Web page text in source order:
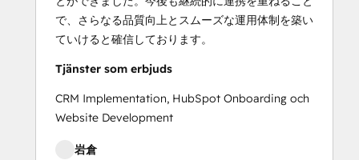
で、さらなる品質向上とスムーズな運用体制を築い
ていけると確信しております。
Tjänster som erbjuds
CRM Implementation, HubSpot Onboarding och
Website Development
岩倉